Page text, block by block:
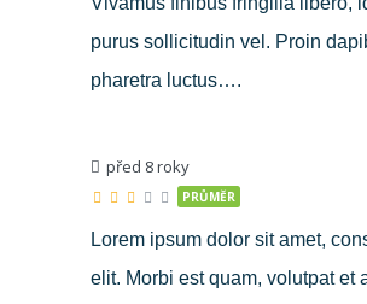
purus sollicitudin vel. Proin
pharetra luctus….
před 8 roky
PRŮMĚR
Lorem ipsum dolor sit amet,
elit. Morbi est quam, volutpat et